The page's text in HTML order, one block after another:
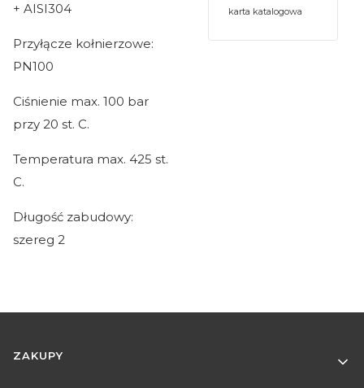
+ AISI304
Przyłącze kołnierzowe:
PN100
Ciśnienie max. 100 bar
przy 20 st. C.
Temperatura max. 425 st.
C.
Długość zabudowy:
szereg 2
karta katalogowa
Linki w stopce
ZAKUPY